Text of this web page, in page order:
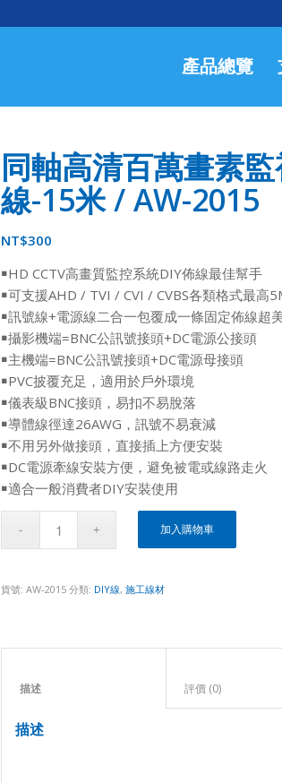
產品總覽
同軸高清百萬畫素
線-15米 / AW-2015
NT$300
￭HD CCTV高畫質監控系統DIY佈線最佳幫手
￭可支援AHD / TVI / CVI / CVBS各類格式最高
￭訊號線+電源線二合一包覆成一條固定佈線超
￭攝影機端=BNC公訊號接頭+DC電源公接頭
￭主機端=BNC公訊號接頭+DC電源母接頭
￭PVC披覆充足，適用於戶外環境
￭儀表級BNC接頭，易扣不易脫落
￭導體線徑達26AWG，訊號不易衰減
￭不用另外做接頭，直接插上方便安裝
￭DC電源牽線安裝方便，避免被電或線路走火
￭適合一般消費者DIY安裝使用
加入購物車
貨號:AW-2015 分類: DIY線,施工線材
描述